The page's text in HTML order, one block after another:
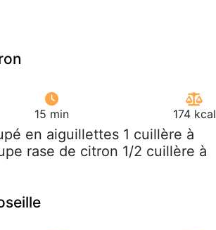
15 min 174 kcal
en aiguillettes 1 cuillère à
rase de citron 1/2 cuillère à